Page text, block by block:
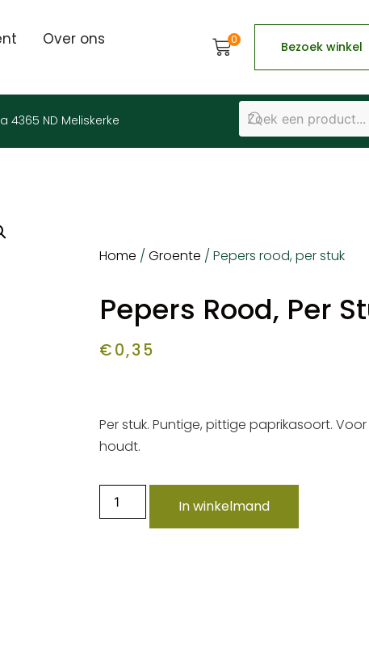
Over ons
0 Bezoek winkel
4365 ND Meliskerke
Home /Groente / Pepers rood, per stuk
Pepers Rood, Per
€0,35
Per stuk. Puntige, pittige paprikasoort.
houdt.
In winkelmand